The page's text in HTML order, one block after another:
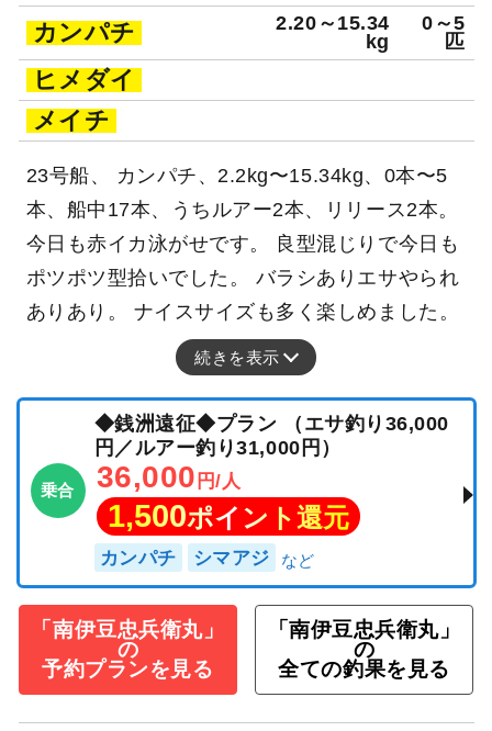
カンパチ
2.20～15.34
kg
0～5
匹
ヒメダイ
メイチ
23号船、 カンパチ、2.2kg〜15.34kg、0本〜5
本、船中17本、うちルアー2本、リリース2本。
今日も赤イカ泳がせです。 良型混じりで今日も
ポツポツ型拾いでした。 バラシありエサやられ
ありあり。 ナイスサイズも多く楽しめました。
続きを表示
乗合
◆銭洲遠征◆プラン （エサ釣り36,000
円／ルアー釣り31,000円）
36,000 円/人
1,500ポイント還元
カンパチ シマアジ
「南伊豆忠兵衛丸」
の
予約プランを見る
「南伊豆忠兵衛丸」
の
全ての釣果を見る